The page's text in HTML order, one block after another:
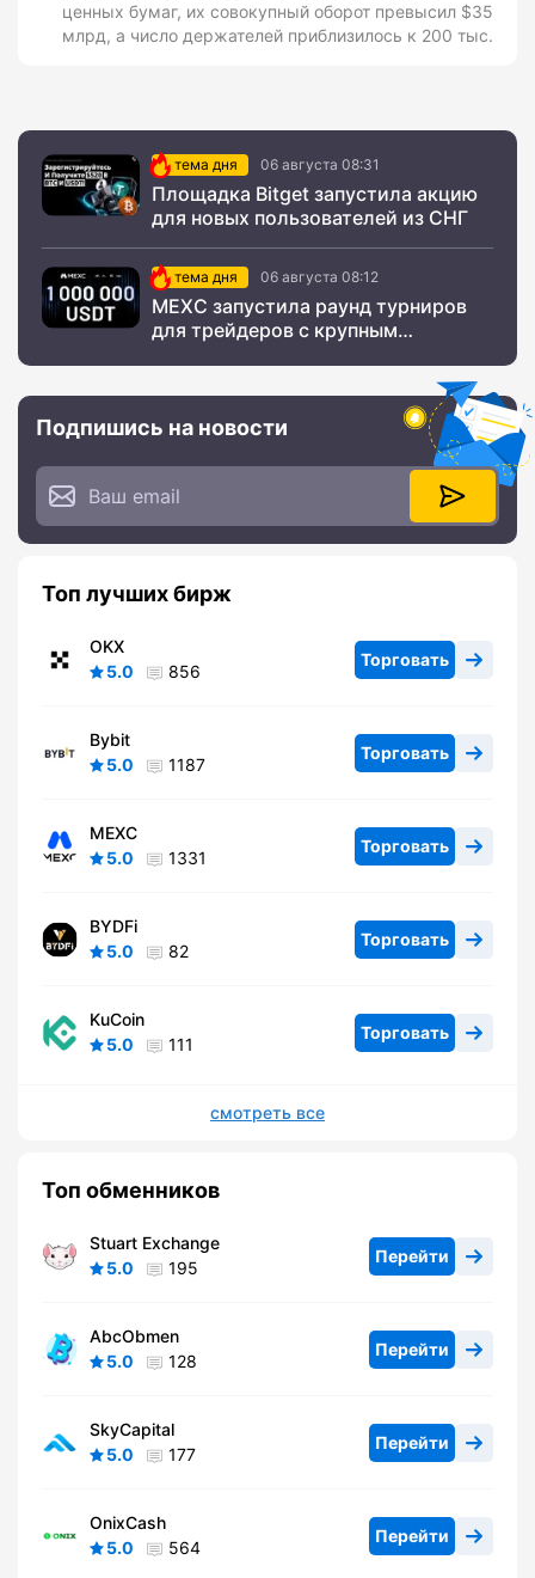
ценных бумаг, их совокупный оборот превысил $35
млрд, а число держателей приблизилось к 200 тыс.
тема дня 06 августа 08:31
Площадка Bitget запустила акцию
для новых пользователей из СНГ
тема дня 06 августа 08:12
MEXC запустила раунд турниров
для трейдеров с крупным
Подпишись на новости
Топ лучших бирж
OKX
5.0
856
Торговать
Bybit
5.0
1187
Торговать
MEXC
5.0
1331
Торговать
BYDFi
5.0
82
Торговать
KuCoin
5.0
111
Торговать
смотреть все
Топ обменников
Stuart Exchange
5.0
195
Перейти
AbcObmen
5.0
128
Перейти
SkyCapital
5.0
177
Перейти
OnixCash
5.0
564
Перейти